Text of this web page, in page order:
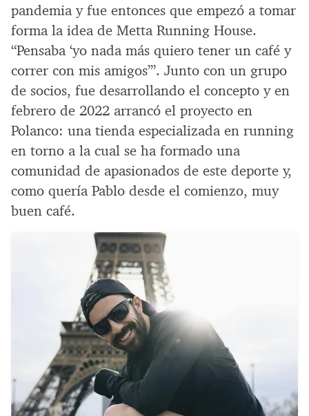
pandemia y fue entonces que empezó a tomar
forma la idea de Metta Running House.
“Pensaba ‘yo nada más quiero tener un café y
correr con mis amigos’”. Junto con un grupo
de socios, fue desarrollando el concepto y en
febrero de 2022 arrancó el proyecto en
Polanco: una tienda especializada en running
en torno a la cual se ha formado una
comunidad de apasionados de este deporte y,
como quería Pablo desde el comienzo, muy
buen café.